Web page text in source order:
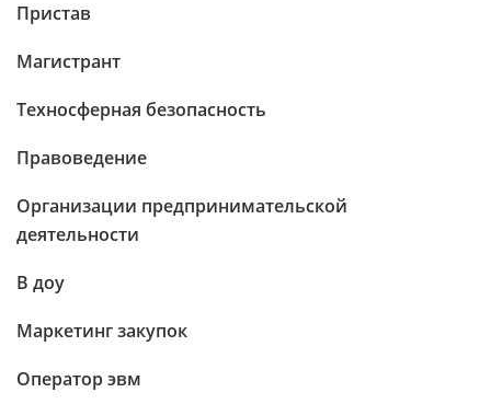
Пристав
Магистрант
Техносферная безопасность
Правоведение
Организации предпринимательской
деятельности
В доу
Маркетинг закупок
Оператор эвм